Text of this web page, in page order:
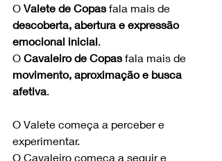
O Valete de Copas fala mais de
descoberta, abertura e expressão
emocional inicial
O Cavaleiro de Copas fala mais de
movimento, aproximação e busca
afetiva
O Valete começa a perceber e
experimentar.
O Cavaleiro começa a seguir e